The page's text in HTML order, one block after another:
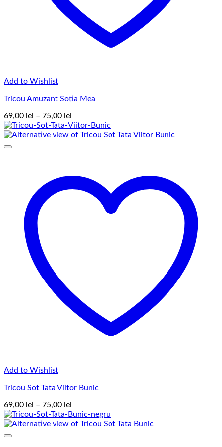
Add to Wishlist
Tricou Amuzant Sotia Mea
69,00 lei – 75,00 lei
de
prețuri:
Add to Wishlist
Tricou Sot Tata Viitor Bunic
69,00 lei – 75,00 lei
de
prețuri: